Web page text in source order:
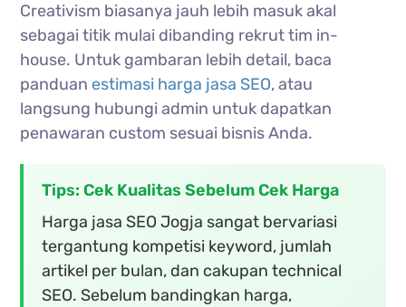
Creativism biasanya jauh lebih masuk akal
sebagai titik mulai dibanding rekrut tim in-
house. Untuk gambaran lebih detail, baca
panduan estimasi harga jasa SEO, atau
langsung hubungi admin untuk dapatkan
penawaran custom sesuai bisnis Anda.
Tips: Cek Kualitas Sebelum Cek Harga
Harga jasa SEO Jogja sangat bervariasi
tergantung kompetisi keyword, jumlah
artikel per bulan, dan cakupan technical
SEO. Sebelum bandingkan harga,